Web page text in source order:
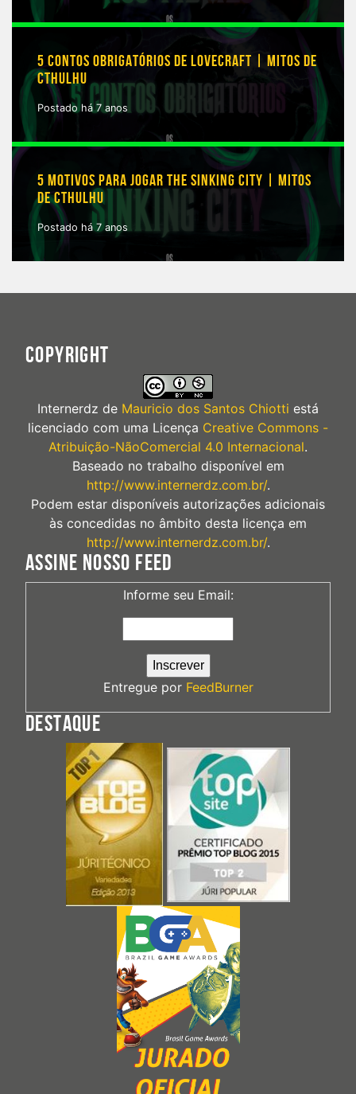
5 CONTOS OBRIGATÓRIOS DE LOVECRAFT | MITOS DE
CTHULHU
Postado há 7 anos
5 MOTIVOS PARA JOGAR THE SINKING CITY | MITOS
DE CTHULHU
Postado há 7 anos
COPYRIGHT
Internerdz de Mauricio dos Santos Chiotti está
licenciado com uma Licença Creative Commons -
Atribuição-NãoComercial 4.0 Internacional.
Baseado no trabalho disponível em
http://www.internerdz.com.br/.
Podem estar disponíveis autorizações adicionais
às concedidas no âmbito desta licença em
http://www.internerdz.com.br/.
ASSINE NOSSO FEED
Informe seu Email:
Entregue por FeedBurner
DESTAQUE